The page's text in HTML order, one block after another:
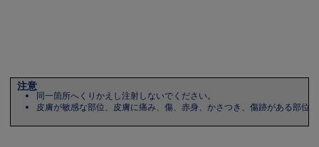
注意
同一箇所へくりかえし注射しないでください。
皮膚が敏感な部位、皮膚に痛み、傷、赤身、かさつき、傷跡がある部位